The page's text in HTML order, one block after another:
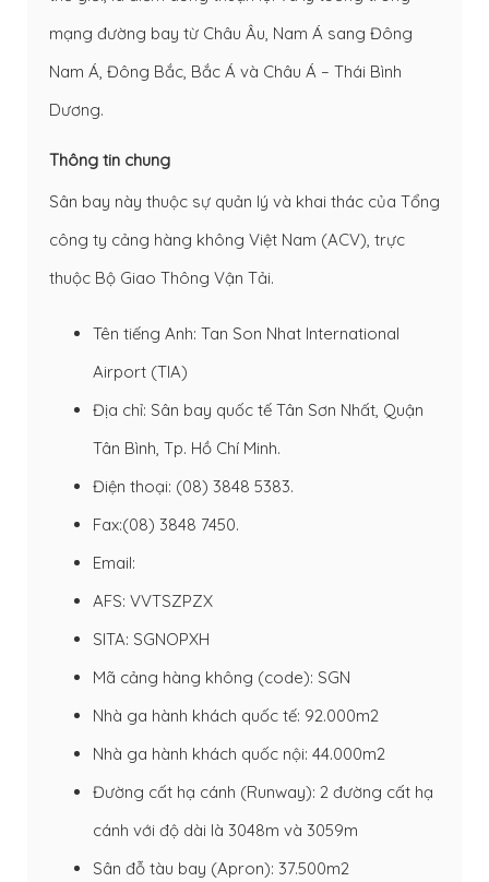
mạng đường bay từ Châu Âu, Nam Á sang Đông
Nam Á, Đông Bắc, Bắc Á và Châu Á – Thái Bình
Dương.
Thông tin chung
Sân bay này thuộc sự quản lý và khai thác của Tổng
công ty cảng hàng không Việt Nam (ACV), trực
thuộc Bộ Giao Thông Vận Tải.
Tên tiếng Anh: Tan Son Nhat International
Airport (TIA)
Địa chỉ: Sân bay quốc tế Tân Sơn Nhất, Quận
Tân Bình, Tp. Hồ Chí Minh.
Điện thoại: (08) 3848 5383.
Fax:(08) 3848 7450.
Email:
AFS: VVTSZPZX
SITA: SGNOPXH
Mã cảng hàng không (code): SGN
Nhà ga hành khách quốc tế: 92.000m2
Nhà ga hành khách quốc nội: 44.000m2
Đường cất hạ cánh (Runway): 2 đường cất hạ
cánh với độ dài là 3048m và 3059m
Sân đỗ tàu bay (Apron): 37.500m2